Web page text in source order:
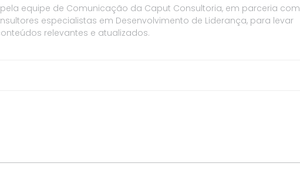
equipe de Comunicação da Caput Consultoria, em parceria com
especialistas em Desenvolvimento de Liderança, para levar
relevantes e atualizados.